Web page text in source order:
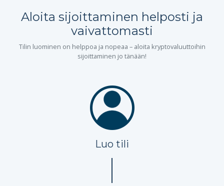
Aloita sijoittaminen helposti ja
vaivattomasti
Tilin luominen on helppoa ja nopeaa – aloita kryptovaluuttoihin
sijoittaminen jo tänään!
Luo tili